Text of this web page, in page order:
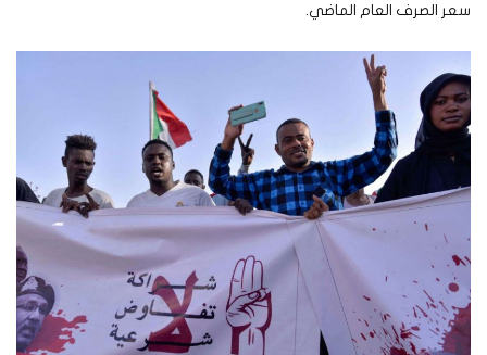
سعر الصرف العام الماضي.